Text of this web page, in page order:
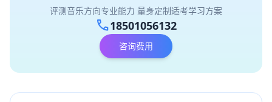
评测音乐方向专业能力 量身定制适考学习方案
call18501056132
咨询费用